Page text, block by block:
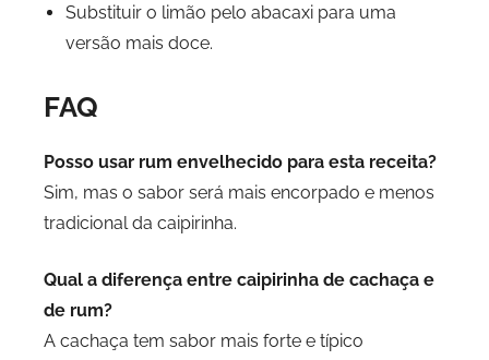
Substituir o limão pelo abacaxi para uma
versão mais doce.
FAQ
Posso usar rum envelhecido para esta receita?
Sim, mas o sabor será mais encorpado e menos
tradicional da caipirinha.
Qual a diferença entre caipirinha de cachaça e
de rum?
A cachaça tem sabor mais forte e típico